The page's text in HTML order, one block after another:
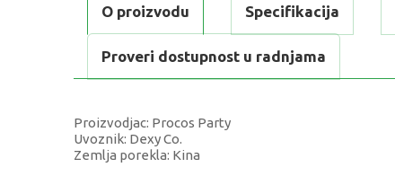
O proizvodu Specifikacija
Proveri dostupnost u radnjama
Proizvodjac: Procos Party
Uvoznik: Dexy Co.
Zemlja porekla: Kina